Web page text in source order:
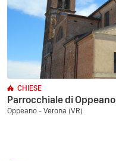
CHIESE
Parrocchiale di Oppeano
Oppeano - Verona (VR)